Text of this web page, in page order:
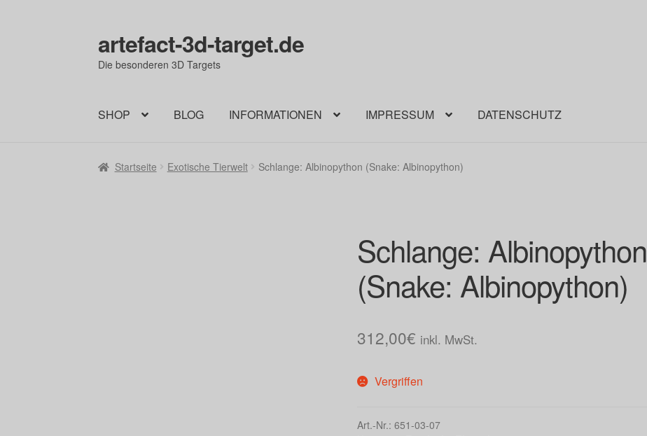
Zur
Navigation
springen
Zum
Inhalt
springen
artefact-3d-target.de
Die besonderen 3D Targets
SHOP BLOG INFORMATIONEN IMPRESSUM DATENSCHUTZ
Startseite Exotische Tierwelt Schlange: Albinopython (Snake: Albinopython)
Schlange: Albinopython
(Snake: Albinopython)
312,00€ inkl. MwSt.
Vergriffen
Art.-Nr.:651-03-07